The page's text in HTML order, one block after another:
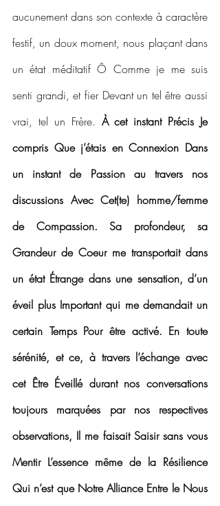
aucunement dans son contexte à caractère
festif, un doux moment, nous plaçant dans
un état méditatif Ô Comme je me suis
senti grandi, et fier Devant un tel être aussi
vrai, tel un Frère. À cet instant Précis Je
compris Que j’étais en Connexion Dans
un instant de Passion au travers nos
discussions Avec Cet(te) homme/femme
de Compassion. Sa profondeur, sa
Grandeur de Coeur me transportait dans
un état Étrange dans une sensation, d’un
éveil plus Important qui me demandait un
certain Temps Pour être activé. En toute
sérénité, et ce, à travers l’échange avec
cet Être Éveillé durant nos conversations
toujours marquées par nos respectives
observations, Il me faisait Saisir sans vous
Mentir L’essence même de la Résilience
Qui n’est que Notre Alliance Entre le Nous